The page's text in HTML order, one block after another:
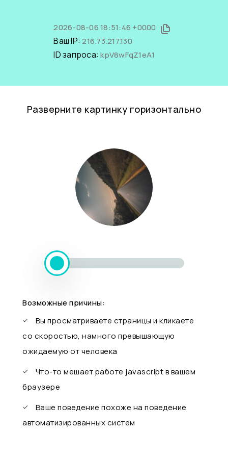
2026-08-06 18:51:46 +0000
Ваш IP:216.73.217.130
ID запроса:kpV8wFqZ1eA1
Разверните картинку горизонтально
Возможные причины:
Вы просматриваете страницы и кликаете
со скоростью, намного превышающую
ожидаемую от человека
Что-то мешает работе javascript в вашем
браузере
Ваше поведение похоже на поведение
автоматизированных систем